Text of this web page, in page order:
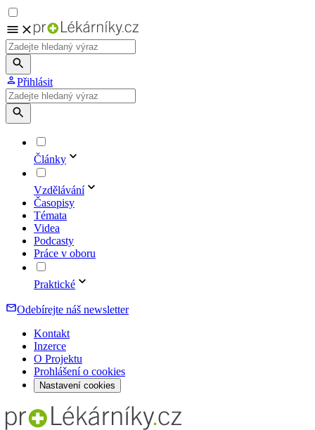
Přihlásit
Články
Vzdělávání
Časopisy
Témata
Videa
Podcasty
Práce v oboru
Praktické
Odebírejte náš newsletter
Kontakt
Inzerce
O Projektu
Prohlášení o cookies
Nastavení cookies